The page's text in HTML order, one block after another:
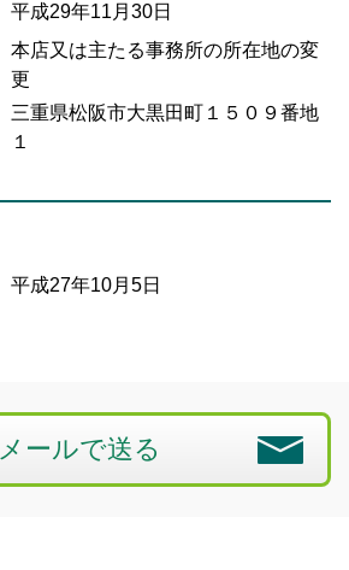
平成29年11月30日
本店又は主たる事務所の所在地の変
更
三重県松阪市大黒田町１５０９番地
１
平成27年10月5日
メールで送る